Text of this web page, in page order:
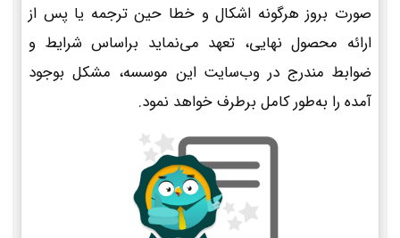
صورت بروز هرگونه اشکال و خطا حین ترجمه یا پس از
ارائه محصول نهایی، تعهد می‌نماید براساس شرایط و
ضوابط مندرج در وب‌سایت این موسسه، مشکل بوجود
آمده را به‌طور کامل برطرف خواهد نمود.